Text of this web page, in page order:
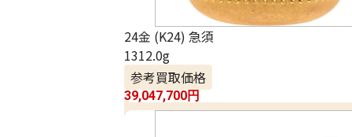
24金 (K24) 急須
1312.0g
参考買取価格
39,047,700円